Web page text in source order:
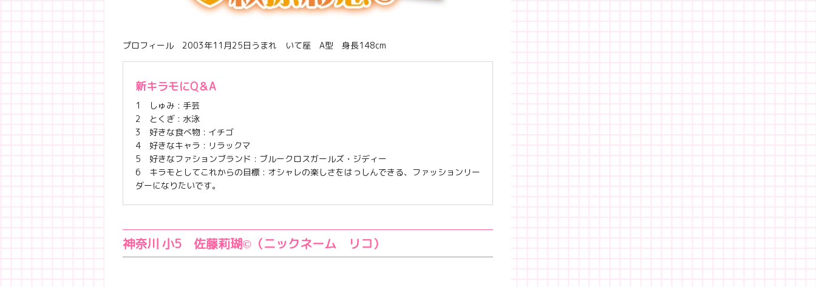
プロフィール 2003年11月25日うまれ いて座 A型 身長148cm
新キラモにQ＆A
1 しゅみ : 手芸
2 とくぎ : 水泳
3 好きな食べ物 : イチゴ
4 好きなキャラ : リラックマ
5 好きなファションブランド : ブルークロスガールズ・ジディー
6 キラモとしてこれからの目標 : オシャレの楽しさをはっしんできる、ファッションリー
ダーになりたいです。
神奈川 小5 佐藤莉瑚©（ニックネーム リコ）